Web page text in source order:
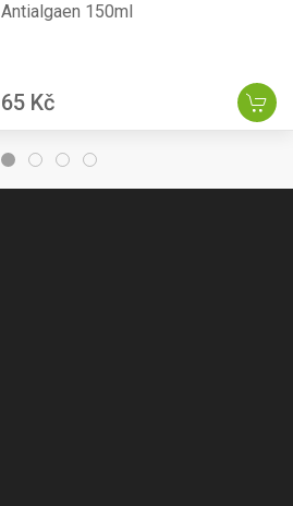
Antialgaen 150ml
65 Kč